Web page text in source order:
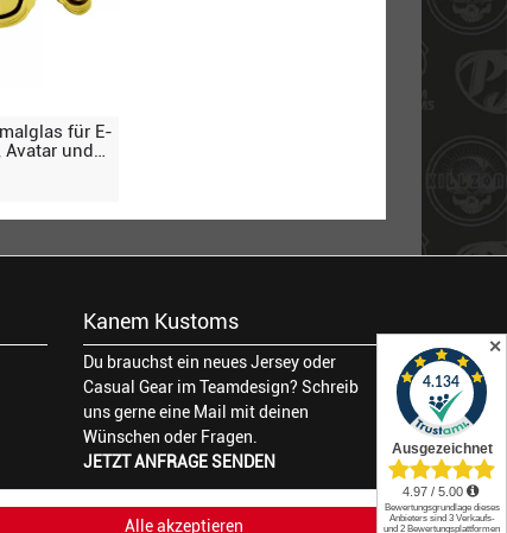
für E-
Avatar und
Kanem Kustoms
Du brauchst ein neues Jersey oder
Casual Gear im Teamdesign? Schreib
uns gerne eine Mail mit deinen
Wünschen oder Fragen.
JETZT ANFRAGE SENDEN
Alle akzeptieren
✕